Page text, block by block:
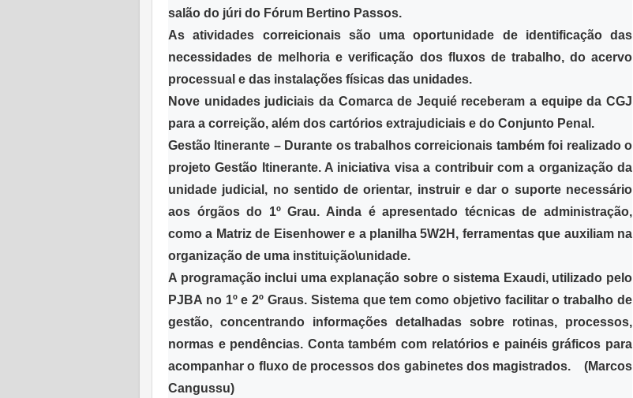
salão do júri do Fórum Bertino Passos.
As atividades correicionais são uma oportunidade de identificação das
necessidades de melhoria e verificação dos fluxos de trabalho, do acervo
processual e das instalações físicas das unidades.
Nove unidades judiciais da Comarca de Jequié receberam a equipe da CGJ
para a correição, além dos cartórios extrajudiciais e do Conjunto Penal.
Gestão Itinerante – Durante os trabalhos correicionais também foi realizado o
projeto Gestão Itinerante. A iniciativa visa a contribuir com a organização da
unidade judicial, no sentido de orientar, instruir e dar o suporte necessário
aos órgãos do 1º Grau. Ainda é apresentado técnicas de administração,
como a Matriz de Eisenhower e a planilha 5W2H, ferramentas que auxiliam na
organização de uma instituição\unidade.
A programação inclui uma explanação sobre o sistema Exaudi, utilizado pelo
PJBA no 1º e 2º Graus. Sistema que tem como objetivo facilitar o trabalho de
gestão, concentrando informações detalhadas sobre rotinas, processos,
normas e pendências. Conta também com relatórios e painéis gráficos para
acompanhar o fluxo de processos dos gabinetes dos magistrados. (Marcos
Cangussu)